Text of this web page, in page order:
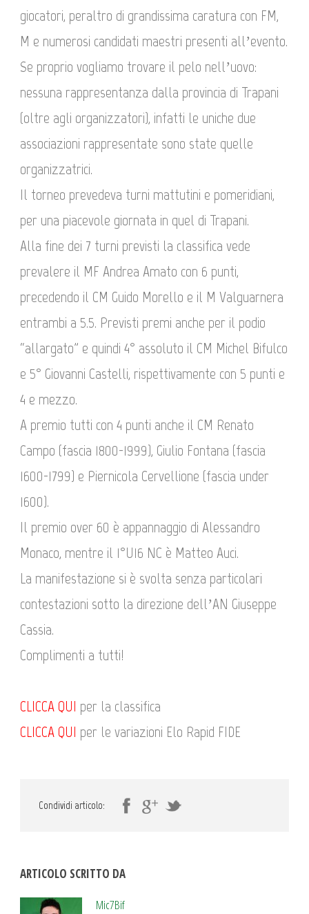
giocatori, peraltro di grandissima caratura con FM,
M e numerosi candidati maestri presenti all’evento.
Se proprio vogliamo trovare il pelo nell’uovo:
nessuna rappresentanza dalla provincia di Trapani
(oltre agli organizzatori), infatti le uniche due
associazioni rappresentate sono state quelle
organizzatrici.
Il torneo prevedeva turni mattutini e pomeridiani,
per una piacevole giornata in quel di Trapani.
Alla fine dei 7 turni previsti la classifica vede
prevalere il MF Andrea Amato con 6 punti,
precedendo il CM Guido Morello e il M Valguarnera
entrambi a 5.5. Previsti premi anche per il podio
“allargato” e quindi 4° assoluto il CM Michel Bifulco
e 5° Giovanni Castelli, rispettivamente con 5 punti e
4 e mezzo.
A premio tutti con 4 punti anche il CM Renato
Campo (fascia 1800-1999), Giulio Fontana (fascia
1600-1799) e Piernicola Cervellione (fascia under
1600).
Il premio over 60 è appannaggio di Alessandro
Monaco, mentre il 1°U16 NC è Matteo Auci.
La manifestazione si è svolta senza particolari
contestazioni sotto la direzione dell’AN Giuseppe
Cassia.
Complimenti a tutti!
CLICCA QUI per la classifica
CLICCA QUI per le variazioni Elo Rapid FIDE
Condividi articolo:
ARTICOLO SCRITTO DA
Mic7Bif